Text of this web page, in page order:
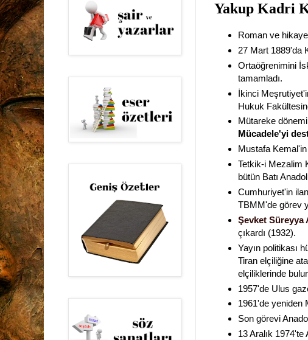
Yakup Kadri
Roman ve
27 Mart 1889'da
Ortaöğrenimini
tamamladı.
İkinci
Hukuk
Mütareke
Mücadele'yi
Mustafa
Tetkik-i Mezalim
bütün Batı
Cumhuriyet'in
TBMM'de görev
Şevket Süreyya
çıkardı (1932).
Yayın politikası
Tiran elçiliğine
elçiliklerinde
1957'de Ulus
1961'de yeniden
Son görevi
13 Aralık 1974'te